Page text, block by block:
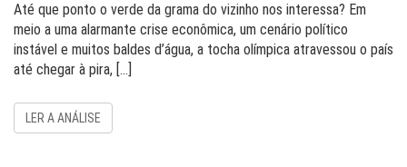
Até que ponto o verde da grama do vizinho nos interessa? Em
meio a uma alarmante crise econômica, um cenário político
instável e muitos baldes d’água, a tocha olímpica atravessou o país
até chegar à pira, […]
LER A ANÁLISE